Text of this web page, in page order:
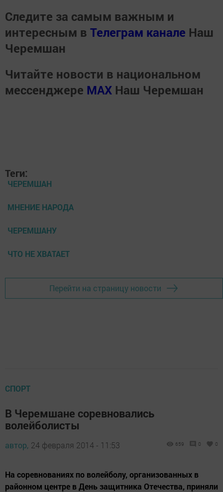
Следите за самым важным и
интересным в Телеграм канале Наш
Черемшан
Читайте новости в национальном
мессенджере MАХ Наш Черемшан
Теги:
ЧЕРЕМШАН
МНЕНИЕ НАРОДА
ЧЕРЕМШАНУ
ЧТО НЕ ХВАТАЕТ
Перейти на страницу новости
СПОРТ
В Черемшане соревновались
волейболисты
автор, 24 февраля 2014 - 11:53 659 0 0
На соревнованиях по волейболу, организованных в
районном центре в День защитника Отечества, приняли